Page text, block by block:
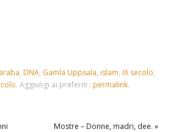
, DNA, Gamla Uppsala, islam, IX secolo,
. Aggiungi ai preferiti : permalink.
Mostre – Donne, madri, dee. »